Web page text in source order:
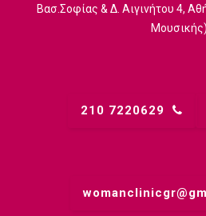
Βασ.Σοφίας & Δ. Αιγινήτου 4,
Μουσικής)
210 7220629